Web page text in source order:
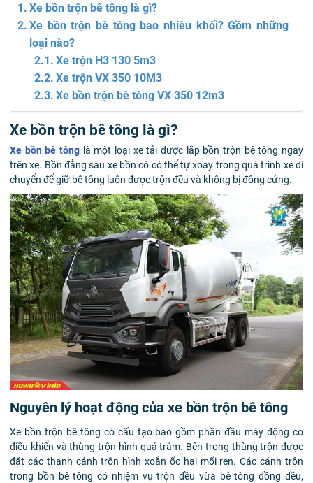
Xe bồn trộn bê tông là gì?
Xe bồn trộn bê tông bao nhiêu khối? Gồm những
loại nào?
Xe trộn H3 130 5m3
Xe trộn VX 350 10M3
Xe bồn trộn bê tông VX 350 12m3
Xe bồn trộn bê tông là gì?
Xe bồn bê tông là một loại xe tải được lắp bồn trộn bê tông ngay
trên xe. Bồn đằng sau xe bồn có có thể tự xoay trong quá trình xe di
chuyển để giữ bê tông luôn được trộn đều và không bị đông cứng.
Nguyên lý hoạt động của xe bồn trộn bê tông
Xe bồn trộn bê tông có cấu tạo bao gồm phần đầu máy động cơ
điều khiển và thùng trộn hình quả trám. Bên trong thùng trộn được
đặt các thanh cánh trộn hình xoắn ốc hai mối ren. Các cánh trộn
trong bồn bê tông có nhiệm vụ trộn đều vừa bê tông đồng đều,